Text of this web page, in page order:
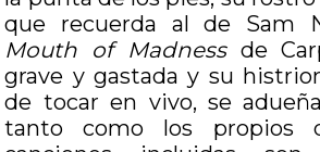
que recuerda al de Sam
Mouth of Madnessde
grave y gastada y su
de tocar en vivo, se
tanto como los propios